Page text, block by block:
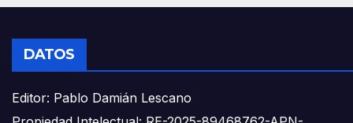
DATOS
Editor: Pablo Damián Lescano